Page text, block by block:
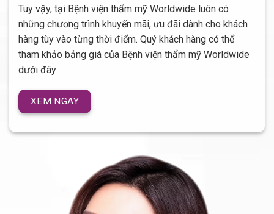
Tuy vậy, tại Bệnh viện thẩm mỹ Worldwide luôn có
những chương trình khuyến mãi, ưu đãi dành cho khách
hàng tùy vào từng thời điểm. Quý khách hàng có thể
tham khảo bảng giá của Bệnh viện thẩm mỹ Worldwide
dưới đây:
XEM NGAY